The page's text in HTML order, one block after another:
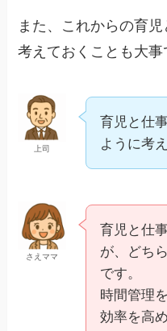
また、これからの育
考えておくことも大事
上司
育児と仕
ように考
さえママ
育児と仕
が、どち
です。
時間管理
効率を高